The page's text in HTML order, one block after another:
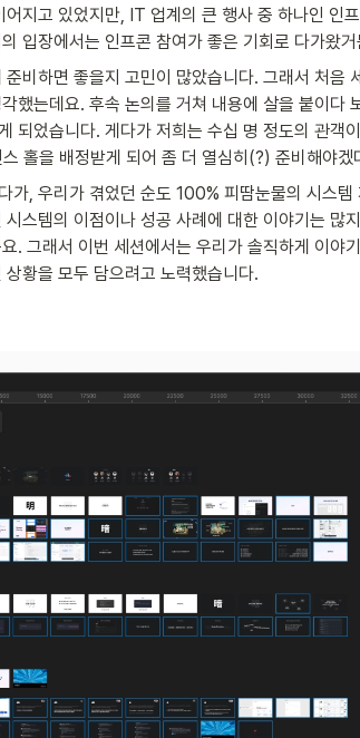
지고 있었지만, IT 업계의 큰 행사 중 하나인 인
입장에서는 인프콘 참여가 좋은 기회로 다가왔거
비하면 좋을지 고민이 많았습니다. 그래서 처음
했는데요. 후속 논의를 거쳐 내용에 살을 붙이다
되었습니다. 게다가 저희는 수십 명 정도의 관객
홀을 배정받게 되어 좀 더 열심히(?) 준비해야겠
가, 우리가 겪었던 순도 100% 피땀눈물의 시스
스템의 이점이나 성공 사례에 대한 이야기는 많
. 그래서 이번 세션에서는 우리가 솔직하게 이야
황을 모두 담으려고 노력했습니다.